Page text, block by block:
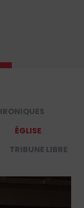
ÉGLISE
TRIBUNE LIBRE